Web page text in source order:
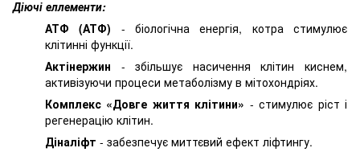
Діючі еллементи:
АТФ (АТФ) - біологічна енергія, котра стимулює
клітинні функції.
Актінержин - збільшує насичення клітин киснем,
активізуючи процеси метаболізму в мітохондріях.
Комплекс «Довге життя клітини» - стимулює ріст і
регенерацію клітин.
Діналіфт - забезпечує миттєвий ефект ліфтингу.